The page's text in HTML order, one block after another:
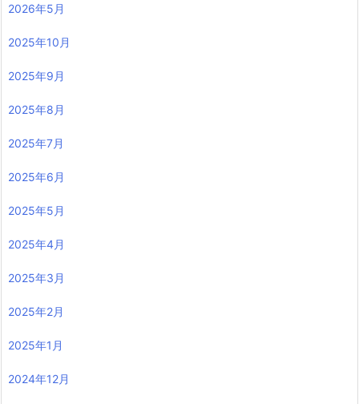
2026年5月
2025年10月
2025年9月
2025年8月
2025年7月
2025年6月
2025年5月
2025年4月
2025年3月
2025年2月
2025年1月
2024年12月